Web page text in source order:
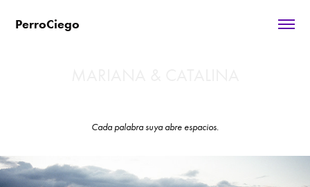
PerroCiego
Cada palabra suya abre espacios.